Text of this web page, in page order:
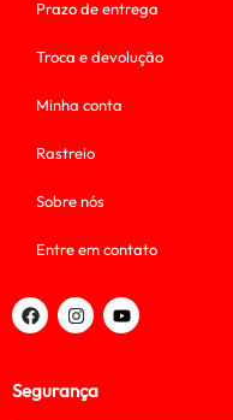
Prazo de entrega
Troca e devolução
Minha conta
Rastreio
Sobre nós
Entre em contato
Segurança